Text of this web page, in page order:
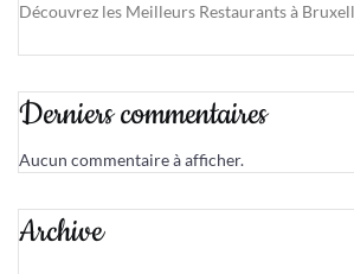
Découvrez les Meilleurs Restaurants à
Derniers commentaires
Aucun commentaire à afficher.
Archive